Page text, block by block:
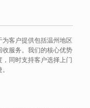
客户提供包括温州地区
服务。我们的核心优势
同时支持客户选择上门